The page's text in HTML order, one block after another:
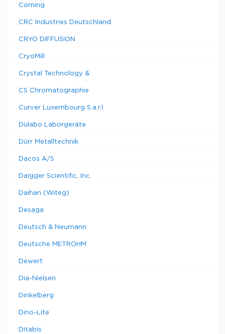
Corning
CRC Industries Deutschland
CRYO DIFFUSION
CryoMill
Crystal Technology &
CS Chromatographie
Curver Luxembourg S.a.r.l.
Dülabo Laborgeräte
Dürr Metalltechnik
Dacos A/S
Daigger Scientific, Inc.
Daihan (Witeg)
Desaga
Deutsch & Neumann
Deutsche METROHM
Dewert
Dia-Nielsen
Dinkelberg
Dino-Lite
Ditabis